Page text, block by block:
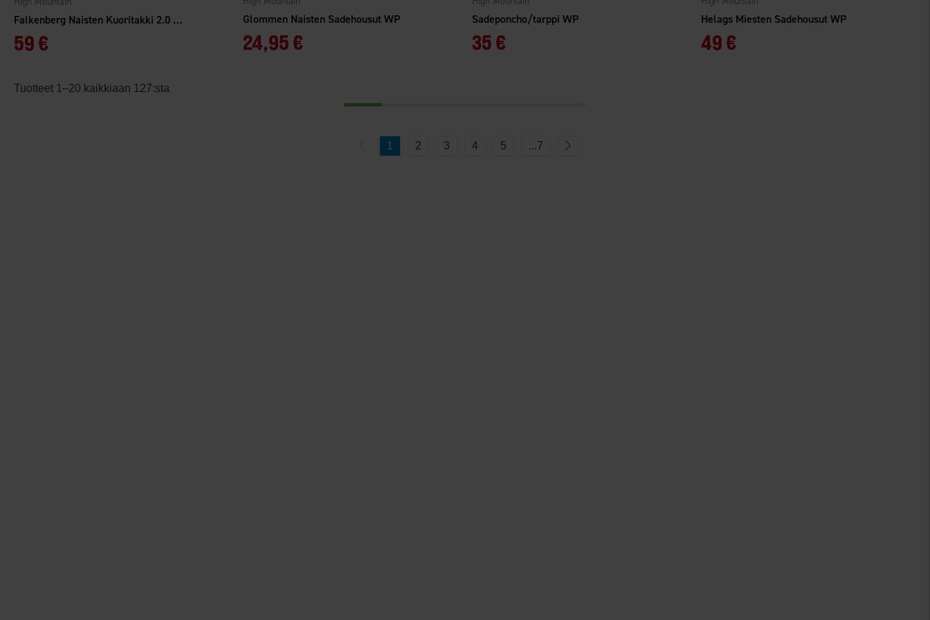
Falkenberg Naisten Kuoritakki 2.0 WP
59 €
Glommen Naisten Sadehousut WP
24,95 €
Sadeponcho/tarppi WP
35 €
Helags Miesten Sadehousut WP
49 €
Tuotteet 1–20 kaikkiaan 127:sta
1 2 3 4 5 ...7